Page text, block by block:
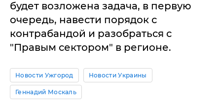
будет возложена задача, в первую
очередь, навести порядок с
контрабандой и разобраться с
"Правым сектором" в регионе.
Новости Ужгород Новости Украины
Геннадий Москаль